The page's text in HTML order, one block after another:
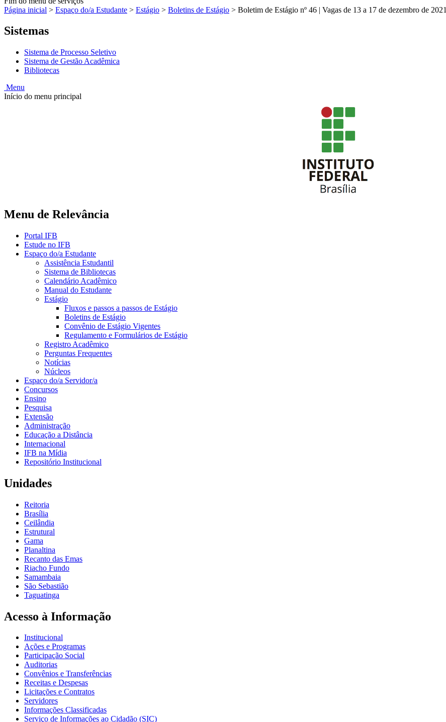
Página inicial > Espaço do/a Estudante > Estágio > Boletins de Estágio > Boletim de Estágio nº 46 | Vagas de 13 a 17 de dezembro de 2021
Sistemas
Sistema de Processo Seletivo
Sistema de Gestão Acadêmica
Bibliotecas
Menu
Início do menu principal
Menu de Relevância
Portal IFB
Estude no IFB
Espaço do/a Estudante
Assistência Estudantil
Sistema de Bibliotecas
Calendário Acadêmico
Manual do Estudante
Estágio
Fluxos e passos a passos de Estágio
Boletins de Estágio
Convênio de Estágio Vigentes
Regulamento e Formulários de Estágio
Registro Acadêmico
Perguntas Frequentes
Notícias
Núcleos
Espaço do/a Servidor/a
Concursos
Ensino
Pesquisa
Extensão
Administração
Educação a Distância
Internacional
IFB na Mídia
Repositório Institucional
Unidades
Reitoria
Brasília
Ceilândia
Estrutural
Gama
Planaltina
Recanto das Emas
Riacho Fundo
Samambaia
São Sebastião
Taguatinga
Acesso à Informação
Institucional
Ações e Programas
Participação Social
Auditorias
Convênios e Transferências
Receitas e Despesas
Licitações e Contratos
Servidores
Informações Classificadas
Serviço de Informações ao Cidadão (SIC)